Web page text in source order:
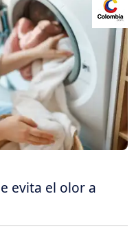
evita el olor a